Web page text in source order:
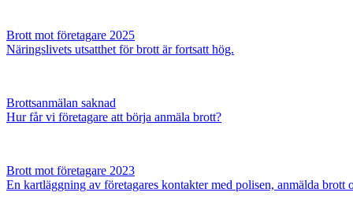
Brott mot företagare 2025
Näringslivets utsatthet för brott är fortsatt hög.
Brottsanmälan saknad
Hur får vi företagare att börja anmäla brott?
Brott mot företagare 2023
En kartläggning av företagares kontakter med polisen, anmälda brott